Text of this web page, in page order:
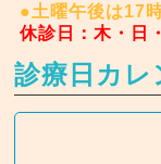
●土曜午後は17
休診日：木・日
診療日カレ